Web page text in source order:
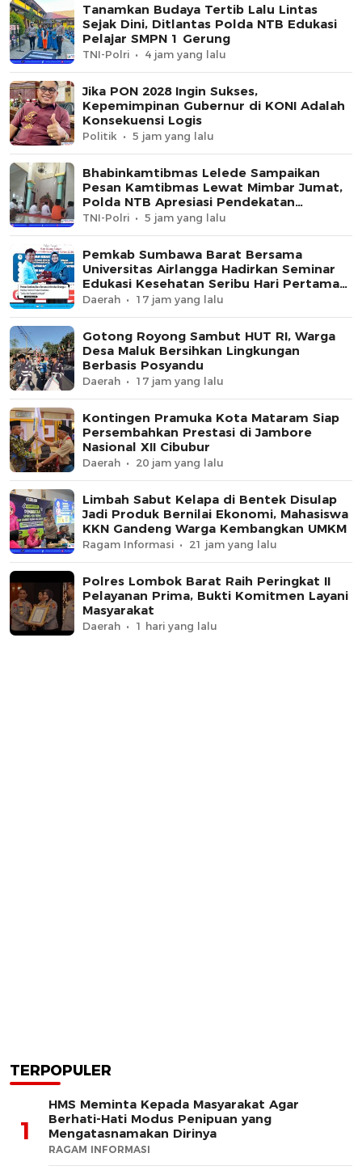
Tanamkan Budaya Tertib Lalu Lintas
Sejak Dini, Ditlantas Polda NTB Edukasi
Pelajar SMPN 1 Gerung
TNI-Polri 4 jam yang lalu
Jika PON 2028 Ingin Sukses,
Kepemimpinan Gubernur di KONI Adalah
Konsekuensi Logis
Politik 5 jam yang lalu
Bhabinkamtibmas Lelede Sampaikan
Pesan Kamtibmas Lewat Mimbar Jumat,
Polda NTB Apresiasi Pendekatan
Keagamaan
TNI-Polri 5 jam yang lalu
Pemkab Sumbawa Barat Bersama
Universitas Airlangga Hadirkan Seminar
Edukasi Kesehatan Seribu Hari Pertama
Kehidupan
Daerah 17 jam yang lalu
Gotong Royong Sambut HUT RI, Warga
Desa Maluk Bersihkan Lingkungan
Berbasis Posyandu
Daerah 17 jam yang lalu
Kontingen Pramuka Kota Mataram Siap
Persembahkan Prestasi di Jambore
Nasional XII Cibubur
Daerah 20 jam yang lalu
Limbah Sabut Kelapa di Bentek Disulap
Jadi Produk Bernilai Ekonomi, Mahasiswa
KKN Gandeng Warga Kembangkan UMKM
Ragam Informasi 21 jam yang lalu
Polres Lombok Barat Raih Peringkat II
Pelayanan Prima, Bukti Komitmen Layani
Masyarakat
Daerah 1 hari yang lalu
TERPOPULER
1
HMS Meminta Kepada Masyarakat Agar
Berhati-Hati Modus Penipuan yang
Mengatasnamakan Dirinya
RAGAM INFORMASI